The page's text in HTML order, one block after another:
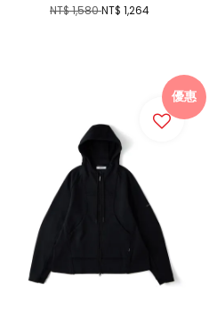
NT$ 1,580NT$ 1,264
優惠